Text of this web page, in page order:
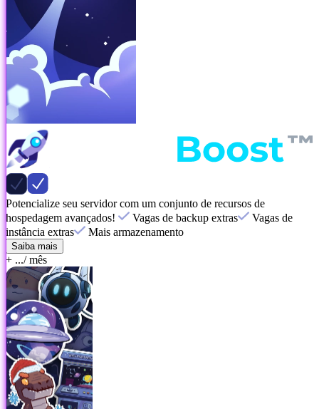
Potencialize seu servidor com um conjunto de recursos de
hospedagem avançados!
Vagas de backup extras
Vagas de
instância extras
Mais armazenamento
Saiba mais
+ .../ mês